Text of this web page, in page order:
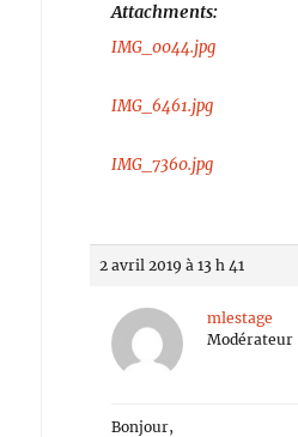
Attachments:
IMG_0044.jpg
IMG_6461.jpg
IMG_7360.jpg
2 avril 2019 à 13 h 41
mlestage
Modérateur
Bonjour,